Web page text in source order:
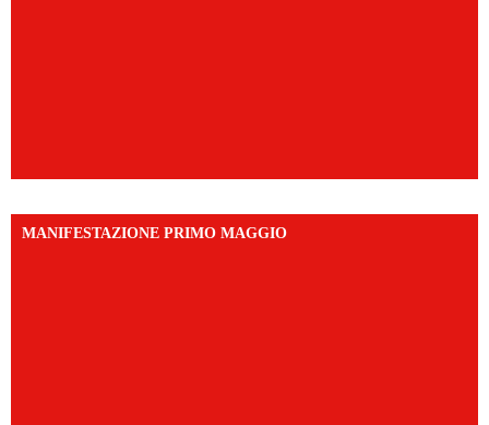
MANIFESTAZIONE PRIMO MAGGIO